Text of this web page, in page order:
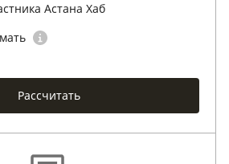
Астана Хаб
Рассчитать